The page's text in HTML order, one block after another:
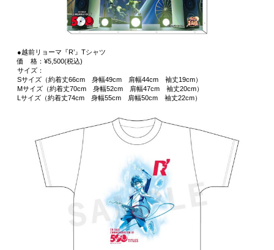
●越前リョーマ『R’』Tシャツ
価 格：¥5,500(税込)
サイズ：
Sサイズ（約着丈66cm 身幅49cm 肩幅44cm 袖丈19cm）
Mサイズ（約着丈70cm 身幅52cm 肩幅47cm 袖丈20cm）
Lサイズ（約着丈74cm 身幅55cm 肩幅50cm 袖丈22cm）